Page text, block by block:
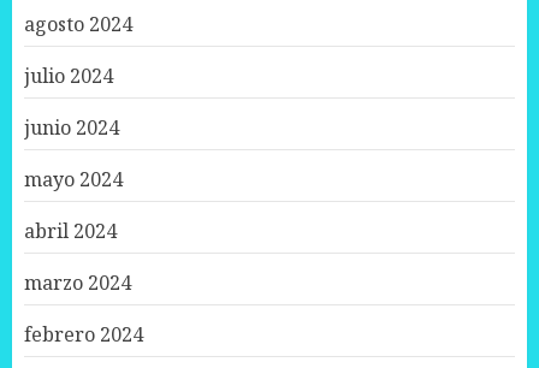
agosto 2024
julio 2024
junio 2024
mayo 2024
abril 2024
marzo 2024
febrero 2024